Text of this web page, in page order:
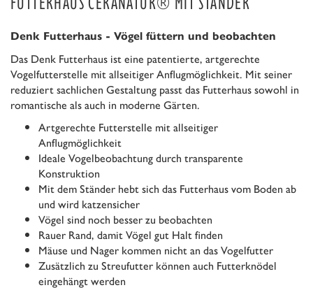
Denk Futterhaus - Vögel füttern und beobachten
Das Denk Futterhaus ist eine patentierte, artgerechte
Vogelfutterstelle mit allseitiger Anflugmöglichkeit. Mit seiner
reduziert sachlichen Gestaltung passt das Futterhaus sowohl in
romantische als auch in moderne Gärten.
Artgerechte Futterstelle mit allseitiger
Anflugmöglichkeit
Ideale Vogelbeobachtung durch transparente
Konstruktion
Mit dem Ständer hebt sich das Futterhaus vom Boden ab
und wird katzensicher
Vögel sind noch besser zu beobachten
Rauer Rand, damit Vögel gut Halt finden
Mäuse und Nager kommen nicht an das Vogelfutter
Zusätzlich zu Streufutter können auch Futterknödel
eingehängt werden